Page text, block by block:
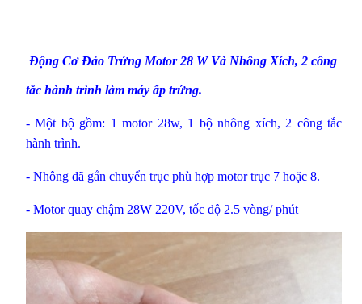
Động Cơ Đảo Trứng Motor 28 W Và Nhông Xích, 2 công
tắc hành trình làm máy ấp trứng.
- Một bộ gồm: 1 motor 28w, 1 bộ nhông xích, 2 công tắc
hành trình.
- Nhông đã gắn chuyển trục phù hợp motor trục 7 hoặc 8.
- Motor quay chậm 28W 220V, tốc độ 2.5 vòng/ phút